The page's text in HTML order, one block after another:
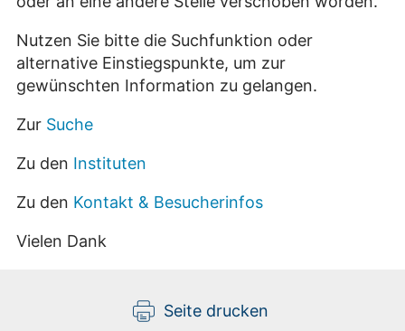
Nutzen Sie bitte die Suchfunktion oder
alternative Einstiegspunkte, um zur
gewünschten Information zu gelangen.
Zur Suche
Zu den Instituten
Zu den Kontakt & Besucherinfos
Vielen Dank
Seite drucken